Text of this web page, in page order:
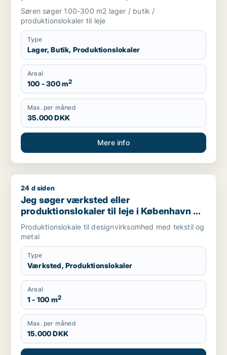
Vesterbro eller Frederiksberg m.fl.
Søren søger 100-300 m2 lager / butik /
produktionslokaler til leje
Type
Lager, Butik, Produktionslokaler
Areal
100 - 300 m2
Max. per måned
35.000 DKK
Mere info
Jeg søger værksted eller produktionslokaler til leje i
24 d siden
Jeg søger værksted eller
produktionslokaler til leje i København K,
Vesterbro eller Frederiksberg m.fl.
Produktionslokale til designvirksomhed med tekstil og
metal
Type
Værksted, Produktionslokaler
Areal
1 - 100 m2
Max. per måned
15.000 DKK